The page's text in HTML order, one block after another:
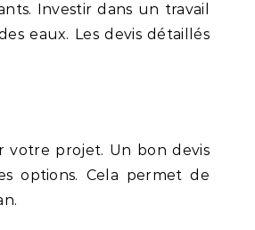
Investir dans un travail
eaux. Les devis détaillés
votre projet. Un bon devis
options. Cela permet de